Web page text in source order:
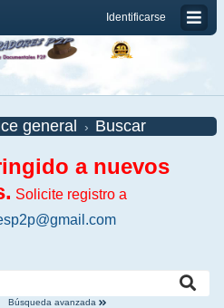
Identificarse
general Buscar
a nuevos
Solicite registro a
Búsqueda avanzada